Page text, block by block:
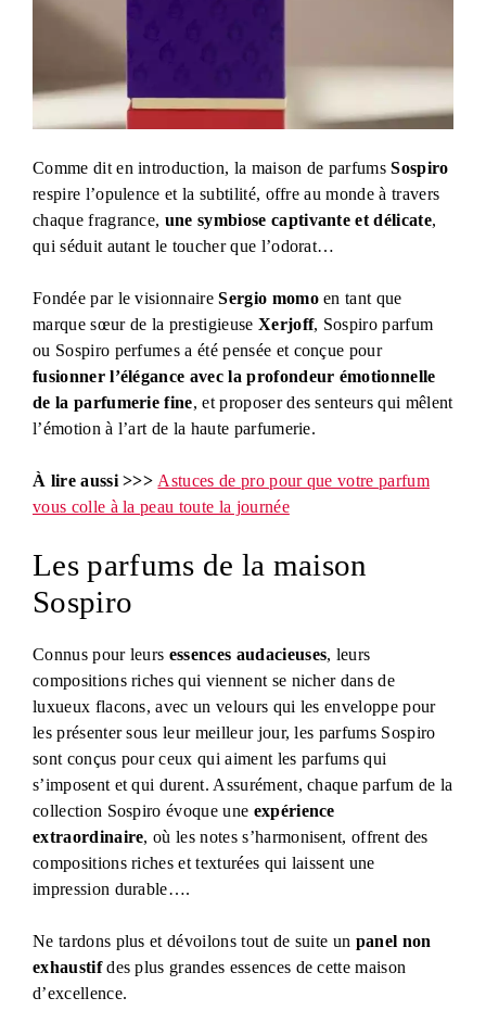
Comme dit en introduction, la maison de parfumsSospiro
respire l’opulence et la subtilité, offre au monde à travers
chaque fragrance, une symbiose captivante et délicate,
qui séduit autant le toucher que l’odorat…
Fondée par le visionnaireSergio momoen tant que
marque sœur de la prestigieuse Xerjoff, Sospiro parfum
ou Sospiro perfumes a été pensée et conçue pour
fusionner l’élégance avec la profondeur émotionnelle
de la parfumerie fine, et proposer des senteurs qui mêlent
l’émotion à l’art de la haute parfumerie.
À lire aussi >>> Astuces de pro pour que votre parfum
vous colle à la peau toute la journée
Les parfums de la maison
Sospiro
Connus pour leurs essences audacieuses, leurs
compositions riches qui viennent se nicher dans de
luxueux flacons, avec un velours qui les enveloppe pour
les présenter sous leur meilleur jour, les parfums Sospiro
sont conçus pour ceux qui aiment les parfums qui
s’imposent et qui durent. Assurément, chaque parfum de la
collection Sospiro évoque une expérience
extraordinaire, où les notes s’harmonisent, offrent des
compositions riches et texturées qui laissent une
impression durable….
Ne tardons plus et dévoilons tout de suite un panel non
exhaustifdes plus grandes essences de cette maison
d’excellence.